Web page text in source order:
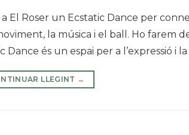
El Roser un Ecstatic Dance per
la música i el ball. Ho farem
Dance és un espai per a l’expressió i
LLEGINT →